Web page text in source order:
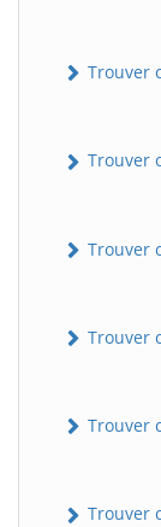
Trouver
Trouver
Trouver
Trouver
Trouver
Trouver